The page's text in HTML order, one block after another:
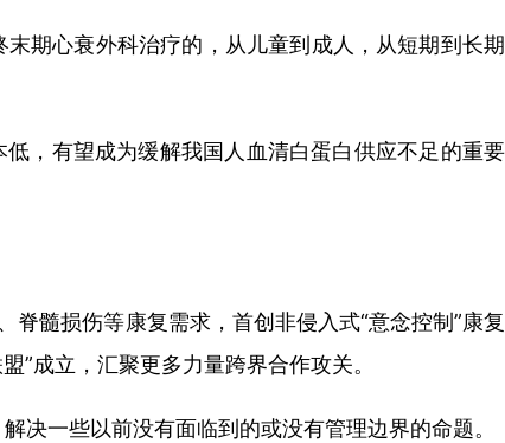
末期心衰外科治疗的， 从儿童到成人，从短期到长期
，有望成为缓解我国人血清白蛋白供应不足的重要
髓损伤等康复需求，首创非侵入式“意念控制”康复
”成立，汇聚更多力量跨界合作攻关。
解决一些以前没有面临到的或没有管理边界的命题。